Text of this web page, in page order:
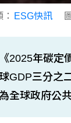
ESG快訊
2025年碳定
GDP三分之
全球政府公